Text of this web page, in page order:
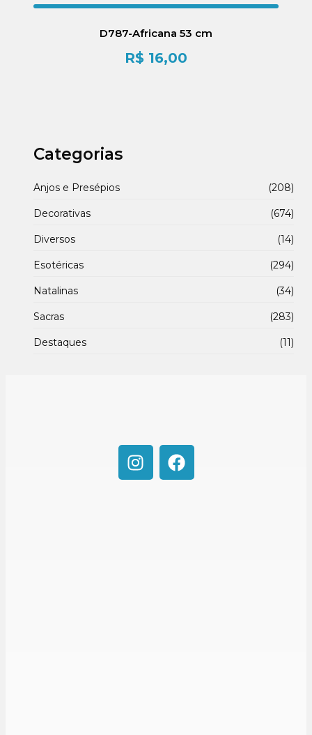
D787-Africana 53 cm
R$ 16,00
Categorias
Anjos e Presépios (208)
Decorativas (674)
Diversos (14)
Esotéricas (294)
Natalinas (34)
Sacras (283)
Destaques (11)